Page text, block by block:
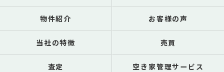
物件紹介 お客様の声
当社の特徴 売買
査定 空き家管理サービス